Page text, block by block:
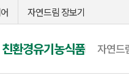
자연드림 장보기
친환경유기농식품 자연드